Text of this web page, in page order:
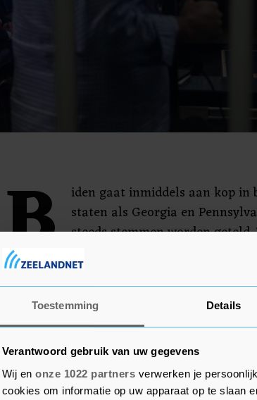
Toestemming Details
Verantwoord gebruik van uw gegevens
Wij en onze 1022 partners verwerken je
cookies om informatie op uw apparaat op te slaan
B
iden gaat inmiddels aan kop in
staten als Georgia en
steeds stemmen worden
worden gestolen.